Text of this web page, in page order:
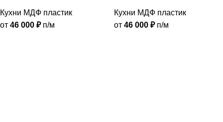
Кухни МДФ пластик
от 46 000 ₽п/м
Кухни МДФ пластик
от 46 000 ₽п/м